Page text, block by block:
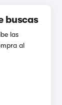
buscas
las
al